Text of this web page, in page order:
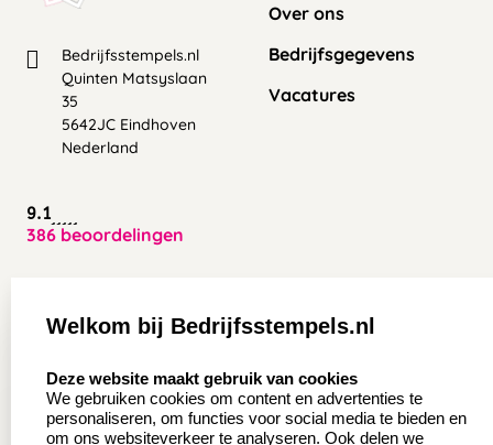
Bedrijfsstempels.nl
Quinten Matsyslaan
35
5642JC Eindhoven
Nederland
9.1
386 beoordelingen
Over ons
Bedrijfsgegevens
Vacatures
Aanvraag op maat
Wederverkoper
worden
Contact opnemen
Veel gestelde vragen
Retourneren
Welkom bij Bedrijfsstempels.nl
Deze website maakt gebruik van cookies
We gebruiken cookies om content en advertenties te
personaliseren, om functies voor social media te bieden en
om ons websiteverkeer te analyseren. Ook delen we